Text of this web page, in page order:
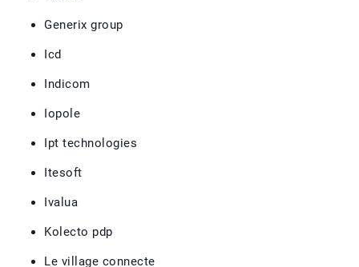
Generix group
Icd
Indicom
Iopole
Ipt technologies
Itesoft
Ivalua
Kolecto pdp
Le village connecte